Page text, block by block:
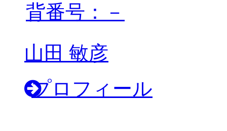
背番号：－
山田 敏彦
プロフィール